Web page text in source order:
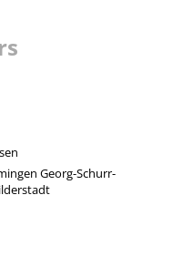
Georg-Schurr-